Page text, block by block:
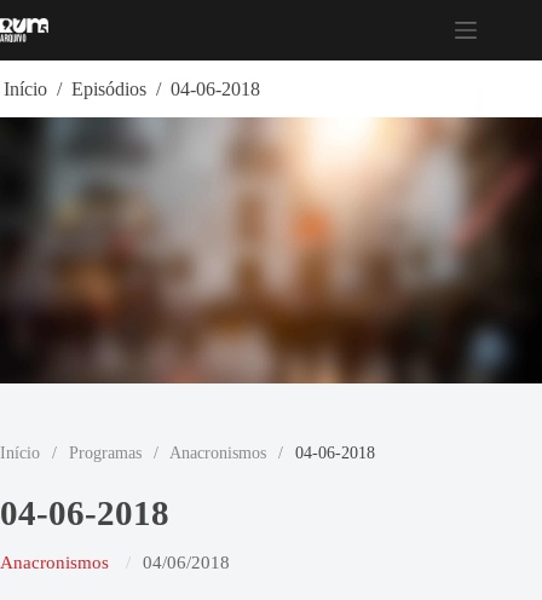
para
Início / Episódios / 04-06-2018
Início / Programas / Anacronismos / 04-06-2018
04-06-2018
Anacronismos 04/06/2018